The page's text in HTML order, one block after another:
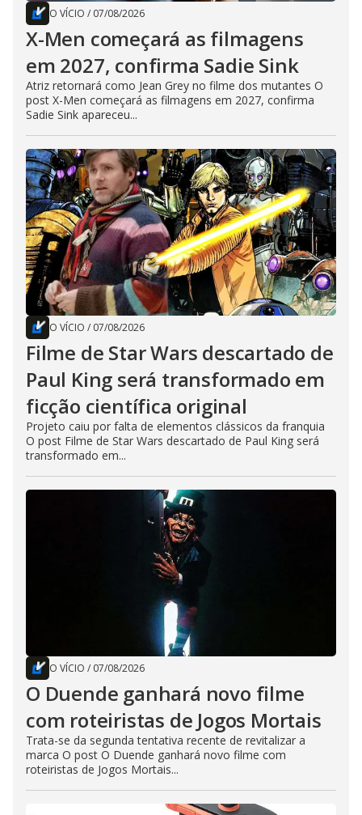
O VÍCIO / 07/08/2026
X-Men começará as filmagens
em 2027, confirma Sadie Sink
Atriz retornará como Jean Grey no filme dos mutantes O
post X-Men começará as filmagens em 2027, confirma
Sadie Sink apareceu...
O VÍCIO / 07/08/2026
Filme de Star Wars descartado de
Paul King será transformado em
ficção científica original
Projeto caiu por falta de elementos clássicos da franquia
O post Filme de Star Wars descartado de Paul King será
transformado em...
O VÍCIO / 07/08/2026
O Duende ganhará novo filme
com roteiristas de Jogos Mortais
Trata-se da segunda tentativa recente de revitalizar a
marca O post O Duende ganhará novo filme com
roteiristas de Jogos Mortais...